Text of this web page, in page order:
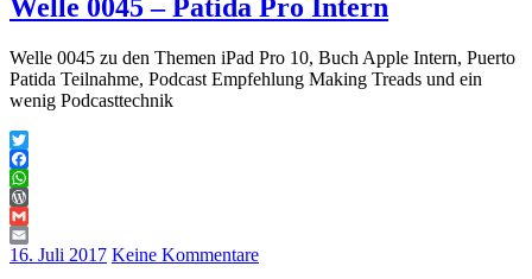
Welle 0045 – Patida Pro Intern
Welle 0045 zu den Themen iPad Pro 10, Buch Apple Intern, Puerto
Patida Teilnahme, Podcast Empfehlung Making Treads und ein
wenig Podcasttechnik
Twitter
Facebook
WhatsApp
WordPress
Gmail
Email
16. Juli 2017 Keine Kommentare